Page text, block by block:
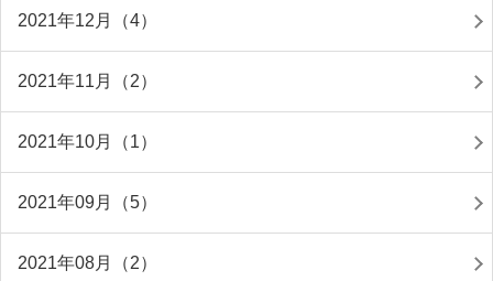
2021年12月（4）
2021年11月（2）
2021年10月（1）
2021年09月（5）
2021年08月（2）